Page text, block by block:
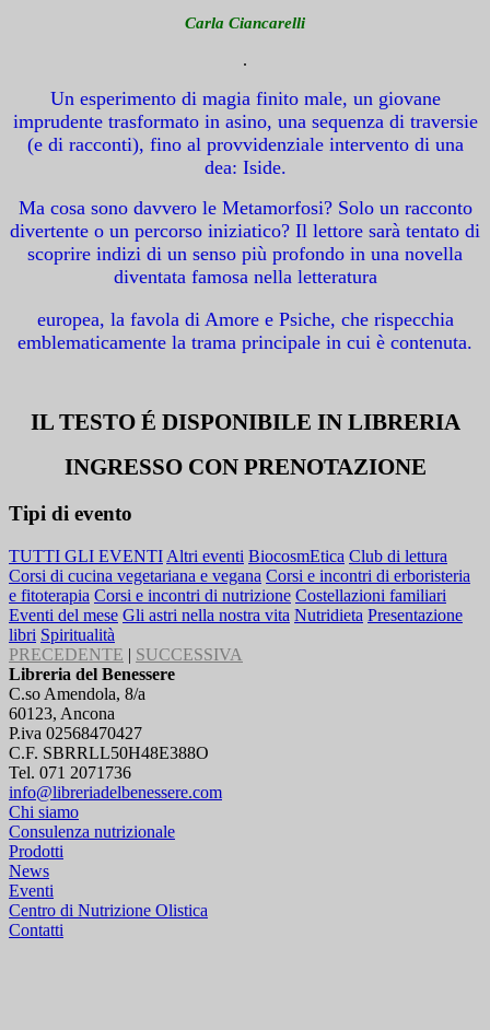
Carla Ciancarelli
.
Un esperimento di magia finito male, un giovane
imprudente trasformato in asino, una sequenza di traversie
(e di racconti), fino al provvidenziale intervento di una
dea: Iside.
Ma cosa sono davvero le Metamorfosi? Solo un racconto
divertente o un percorso iniziatico? Il lettore sarà tentato di
scoprire indizi di un senso più profondo in una novella
diventata famosa nella letteratura
europea, la favola di Amore e Psiche, che rispecchia
emblematicamente la trama principale in cui è contenuta.
IL TESTO É DISPONIBILE IN LIBRERIA
INGRESSO CON PRENOTAZIONE
Tipi di evento
TUTTI GLI EVENTI Altri eventi BiocosmEtica Club di lettura
Corsi di cucina vegetariana e vegana Corsi e incontri di erboristeria
e fitoterapia Corsi e incontri di nutrizione Costellazioni familiari
Eventi del mese Gli astri nella nostra vita Nutridieta Presentazione
libri Spiritualità
PRECEDENTE | SUCCESSIVA
Libreria del Benessere
C.so Amendola, 8/a
60123, Ancona
P.iva 02568470427
C.F. SBRRLL50H48E388O
Tel. 071 2071736
info@libreriadelbenessere.com
Chi siamo
Consulenza nutrizionale
Prodotti
News
Eventi
Centro di Nutrizione Olistica
Contatti